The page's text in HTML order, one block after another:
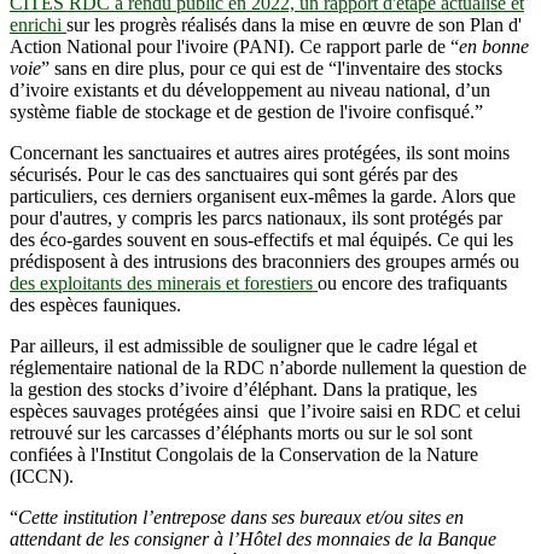
enrichi sur les progrès réalisés dans la mise en œuvre de son Plan d'
Action National pour l'ivoire (PANI). Ce rapport parle de “en bonne
voie” sans en dire plus, pour ce qui est de “l'inventaire des stocks
d’ivoire existants et du développement au niveau national, d’un
système fiable de stockage et de gestion de l'ivoire confisqué.”
Concernant les sanctuaires et autres aires protégées, ils sont moins
sécurisés. Pour le cas des sanctuaires qui sont gérés par des
particuliers, ces derniers organisent eux-mêmes la garde. Alors que
pour d'autres, y compris les parcs nationaux, ils sont protégés par
des éco-gardes souvent en sous-effectifs et mal équipés. Ce qui les
prédisposent à des intrusions des braconniers des groupes armés ou
des exploitants des minerais et forestiers ou encore des trafiquants
des espèces fauniques.
Par ailleurs, il est admissible de souligner que le cadre légal et
réglementaire national de la RDC n’aborde nullement la question de
la gestion des stocks d’ivoire d’éléphant. Dans la pratique, les
espèces sauvages protégées ainsi que l’ivoire saisi en RDC et celui
retrouvé sur les carcasses d’éléphants morts ou sur le sol sont
confiées à l'Institut Congolais de la Conservation de la Nature
(ICCN).
“Cette institution l’entrepose dans ses bureaux et/ou sites en
attendant de les consigner à l’Hôtel des monnaies de la Banque